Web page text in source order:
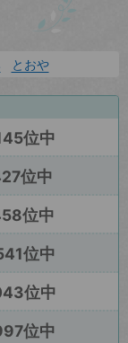
とおや
位中
位中
位中
位中
位中
位中